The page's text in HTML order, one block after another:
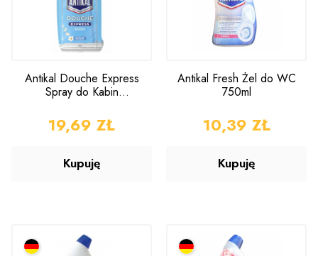
Antikal Douche Express
Spray do Kabin
CENA
19,69 ZŁ
Kupuję
Antikal Fresh Żel do WC
750ml
CENA
10,39 ZŁ
Kupuję